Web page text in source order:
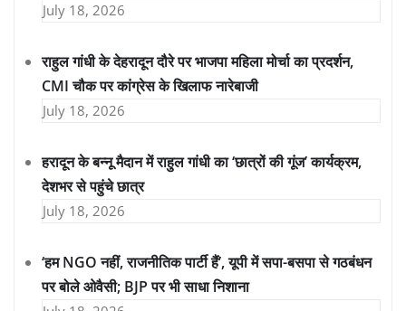
July 18, 2026
राहुल गांधी के देहरादून दौरे पर भाजपा महिला मोर्चा का प्रदर्शन,
CMI चौक पर कांग्रेस के खिलाफ नारेबाजी
July 18, 2026
हरादून के बन्नू मैदान में राहुल गांधी का ‘छात्रों की गूंज’ कार्यक्रम,
देशभर से पहुंचे छात्र
July 18, 2026
‘हम NGO नहीं, राजनीतिक पार्टी हैं’, यूपी में सपा-बसपा से गठबंधन
पर बोले ओवैसी; BJP पर भी साधा निशाना